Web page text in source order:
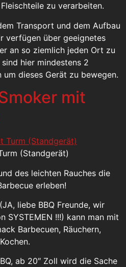
zu verarbeiten.
Transport und dem Aufbau
verfügen über geeignetes
an so ziemlich jeden Ort zu
hier mindestens 2
dieses Gerät zu bewegen.
mit
(Standgerät)
des leichten Rauches die
erleben!
liebe BBQ Freunde, wir
SYSTEMEN !!!) kann man mit
Barbecuen, Räuchern,
ab 20″ Zoll wird die Sache